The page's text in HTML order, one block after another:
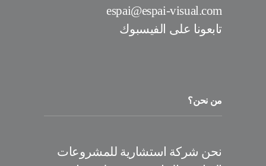
espai@espai-visual.com
تابعونا على الفيسبوك
من نحن؟
نحن شركة استشارية للمشروعات